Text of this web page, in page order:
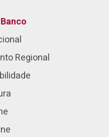
Regional